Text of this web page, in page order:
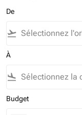
De
flight_takeoff
À
flight_land
Budget